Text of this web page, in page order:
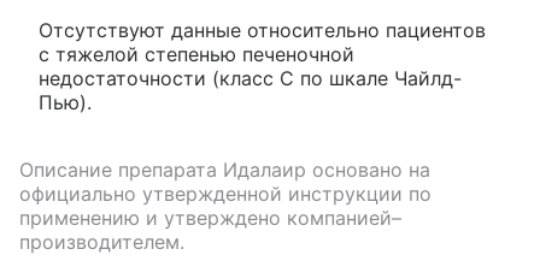
Отсутствуют данные относительно пациентов
с тяжелой степенью печеночной
недостаточности (класс С по шкале Чайлд-
Пью).
Описание препарата Идалаир основано на
официально утвержденной инструкции по
применению и утверждено компанией–
производителем.